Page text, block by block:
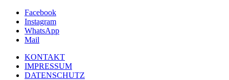
Facebook
Instagram
WhatsApp
Mail
KONTAKT
IMPRESSUM
DATENSCHUTZ